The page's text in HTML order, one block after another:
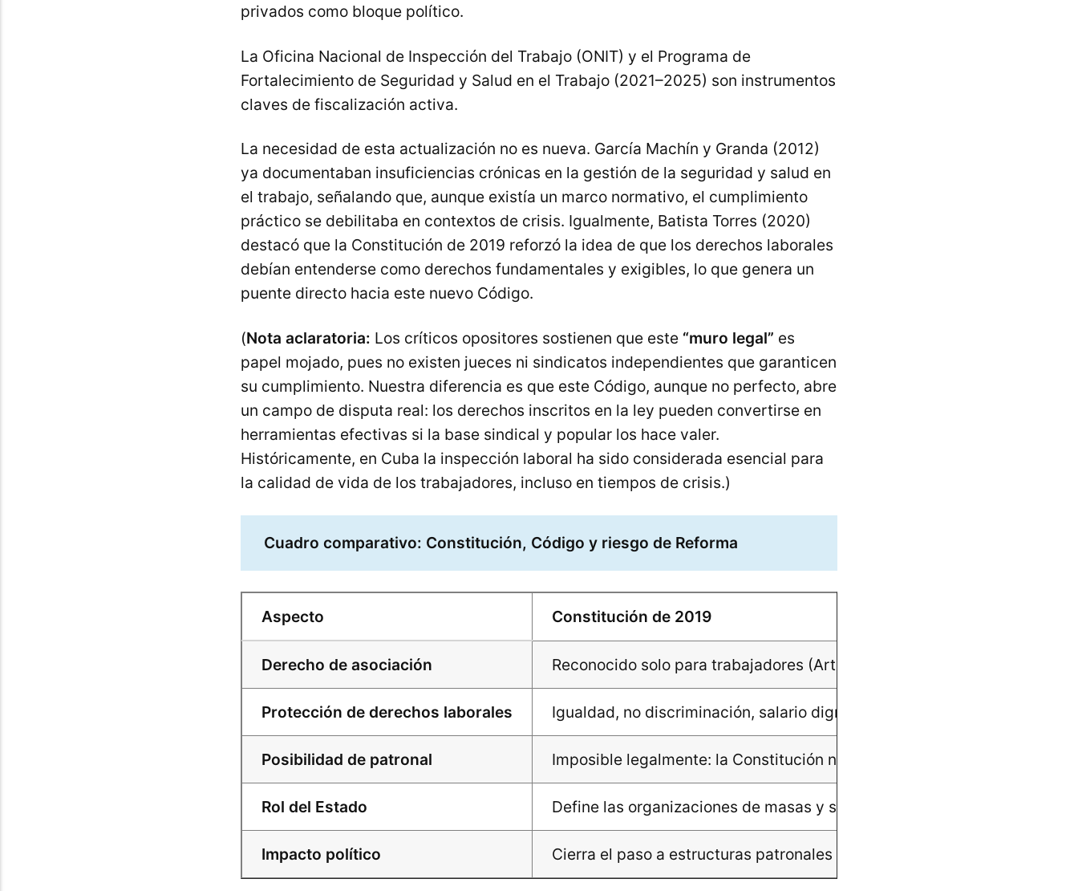
privados como bloque político.
La Oficina Nacional de Inspección del Trabajo (ONIT) y el Programa de
Fortalecimiento de Seguridad y Salud en el Trabajo (2021–2025) son instrumentos
claves de fiscalización activa.
La necesidad de esta actualización no es nueva. García Machín y Granda (2012)
ya documentaban insuficiencias crónicas en la gestión de la seguridad y salud en
el trabajo, señalando que, aunque existía un marco normativo, el cumplimiento
práctico se debilitaba en contextos de crisis. Igualmente, Batista Torres (2020)
destacó que la Constitución de 2019 reforzó la idea de que los derechos laborales
debían entenderse como derechos fundamentales y exigibles, lo que genera un
puente directo hacia este nuevo Código.
(Nota aclaratoria: Los críticos opositores sostienen que este “muro legal” es
papel mojado, pues no existen jueces ni sindicatos independientes que garanticen
su cumplimiento. Nuestra diferencia es que este Código, aunque no perfecto, abre
un campo de disputa real: los derechos inscritos en la ley pueden convertirse en
herramientas efectivas si la base sindical y popular los hace valer.
Históricamente, en Cuba la inspección laboral ha sido considerada esencial para
la calidad de vida de los trabajadores, incluso en tiempos de crisis.)
Cuadro comparativo: Constitución, Código y riesgo de Reforma
Aspecto Constitución de 2019
Derecho de asociación Reconocido solo para trabajadores (Art. 56). No menciona empleadores.
Protección de derechos laborales Igualdad, no discriminación, salario digno, prohibición del trabajo
Posibilidad de patronal Imposible legalmente: la Constitución no lo contempla.
Rol del Estado Define las organizaciones de masas y sociales como expresiones
Impacto político Cierra el paso a estructuras patronales